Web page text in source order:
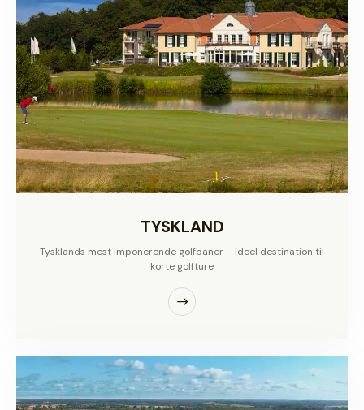
TYSKLAND
Tysklands mest imponerende golfbaner – ideel destination til
korte golfture